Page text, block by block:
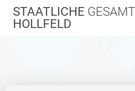
STAATLICHE
HOLLFELD